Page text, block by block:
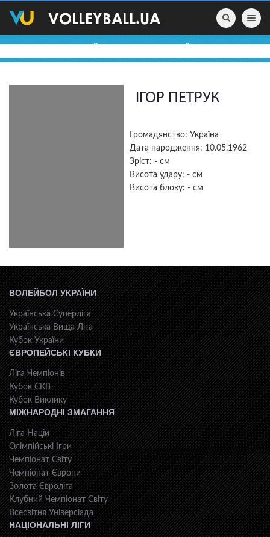
Toggle
ІГОР ПЕТРУК
Громадянство: Україна
Дата народження: 10.05.1962
Зріст: - см
Висота удару: - см
Висота блоку: - см
ВОЛЕЙБОЛ УКРАЇНИ
Українська Суперліга
Українська Вища Ліга
Кубок України
ЄВРОПЕЙСЬКІ КУБКИ
Ліга Чемпіонів
Кубок ЄКВ
Кубок Виклику
МІЖНАРОДНІ ЗМАГАННЯ
Ліга Націй
Олімпійські Ігри
Чемпіонат Світу
Чемпіонат Європи
Золота Євроліга
Клубний Чемпіонат Світу
Всесвiтня Унiверсiaда
НАЦІОНАЛЬНІ ЛІГИ